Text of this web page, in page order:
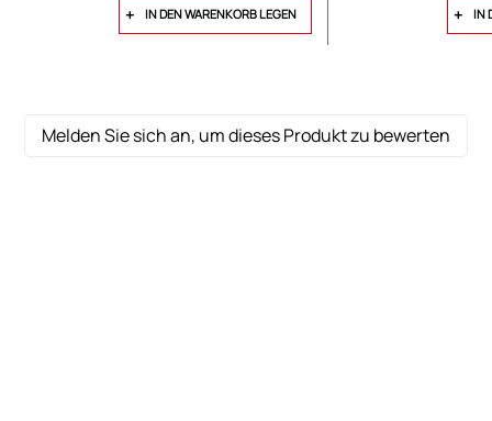
IN DEN WARENKORB LEGEN IN
Melden Sie sich an, um dieses Produkt zu bewerten